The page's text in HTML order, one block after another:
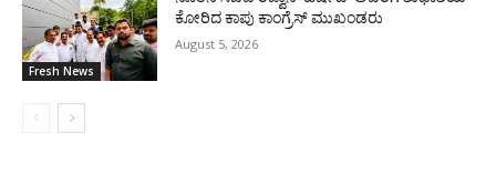
Fresh News
ಕೋರಿದ ಕಾಪು ಕಾಂಗ್ರೆಸ್ ಮುಖಂಡರು
August 5, 2026